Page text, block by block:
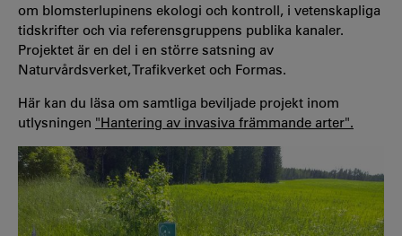
om blomsterlupinens ekologi och kontroll, i vetenskapliga
tidskrifter och via referensgruppens publika kanaler.
Projektet är en del i en större satsning av
Naturvårdsverket, Trafikverket och Formas.
Här kan du läsa om samtliga beviljade projekt inom
utlysningen "Hantering av invasiva främmande arter".